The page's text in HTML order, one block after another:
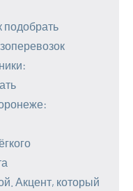
подобрать
Акцент, который